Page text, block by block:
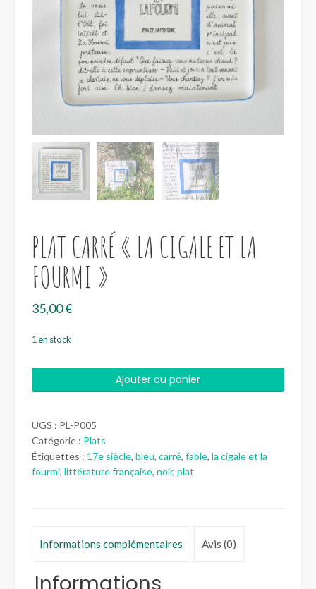
PLAT CARRÉ « LA CIGALE ET LA
FOURMI »
35,00€
1 en stock
de
carré
"La
Cigale
et
Ajouter au panier
UGS : PL-P005
Catégorie : Plats
Étiquettes : 17e siècle, bleu, carré, fable, la cigale et la
fourmi, littérature française, noir, plat
Informations complémentaires Avis (0)